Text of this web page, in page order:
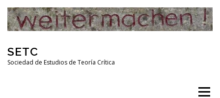
content
SETC
Sociedad de Estudios de Teoría Crítica
Menu